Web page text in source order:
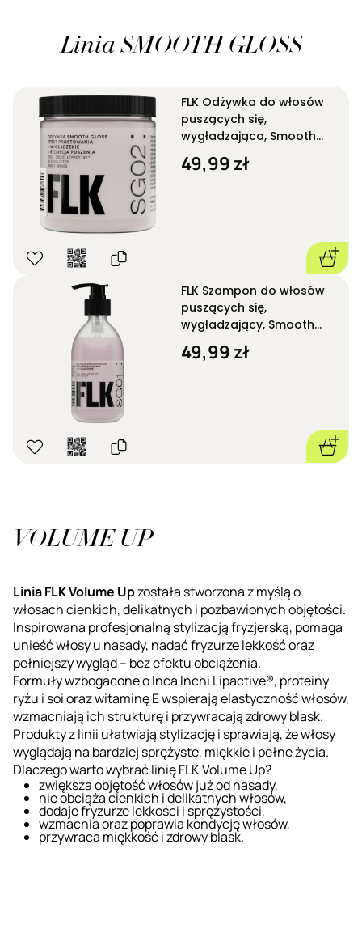
Linia SMOOTH GLOSS
FLK Odżywka do włosów
puszących się,
wygładzająca, Smooth
Gloss SG02 250 ml
49,99 zł
FLK Szampon do włosów
puszących się,
wygładzający, Smooth
Gloss SG01 280 ml
49,99 zł
VOLUME UP
Linia FLK Volume Upzostała stworzona z myślą o
włosach cienkich, delikatnych i pozbawionych objętości.
Inspirowana profesjonalną stylizacją fryzjerską, pomaga
unieść włosy u nasady, nadać fryzurze lekkość oraz
pełniejszy wygląd – bez efektu obciążenia.
Formuły wzbogacone o Inca Inchi Lipactive®, proteiny
ryżu i soi oraz witaminę E wspierają elastyczność włosów,
wzmacniają ich strukturę i przywracają zdrowy blask.
Produkty z linii ułatwiają stylizację i sprawiają, że włosy
wyglądają na bardziej sprężyste, miękkie i pełne życia.
Dlaczego warto wybrać linię FLK Volume Up?
zwiększa objętość włosów już od nasady,
nie obciąża cienkich i delikatnych włosów,
dodaje fryzurze lekkości i sprężystości,
wzmacnia oraz poprawia kondycję włosów,
przywraca miękkość i zdrowy blask.